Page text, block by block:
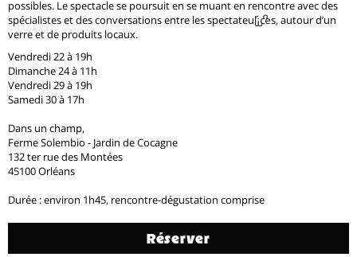
possibles. Le spectacle se poursuit en se muant en rencontre avec des
spécialistes et des conversations entre les spectateur·ices, autour d’un
verre et de produits locaux.
Vendredi 22 à 19h
Dimanche 24 à 11h
Vendredi 29 à 19h
Samedi 30 à 17h
Dans un champ,
Ferme Solembio - Jardin de Cocagne
132 ter rue des Montées
45100 Orléans
Durée : environ 1h45, rencontre-dégustation comprise
Réserver